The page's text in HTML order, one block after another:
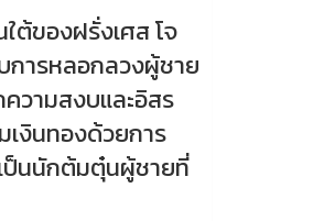
ต้ของฝรั่งเศส โจ
การหลอกลวงผู้ชาย
วามสงบและอิสร
เงินทองด้วยการ
ป็นนักต้มตุ๋นผู้ชายที่